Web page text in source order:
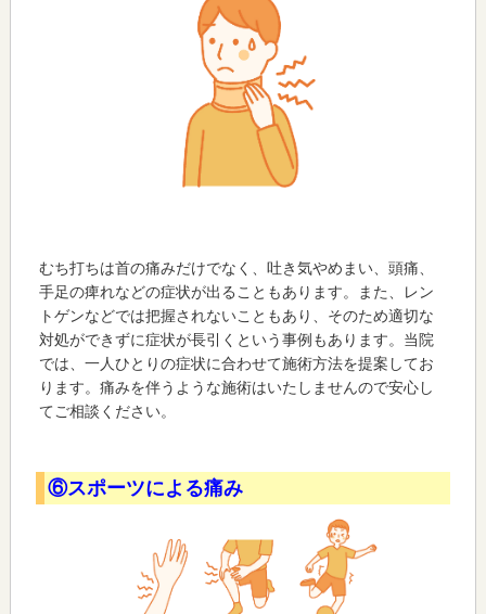
むち打ちは首の痛みだけでなく、吐き気やめまい、頭痛、
手足の痺れなどの症状が出ることもあります。また、レン
トゲンなどでは把握されないこともあり、そのため適切な
対処ができずに症状が長引くという事例もあります。当院
では、一人ひとりの症状に合わせて施術方法を提案してお
ります。痛みを伴うような施術はいたしませんので安心し
てご相談ください。
⑥スポーツによる痛み